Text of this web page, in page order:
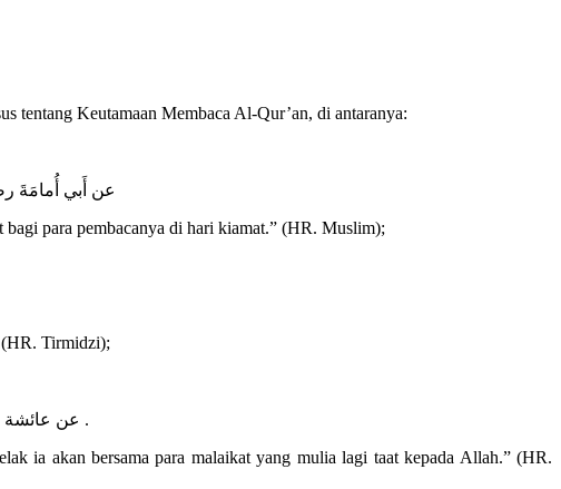
tentang Keutamaan Membaca Al-Qur’an, di antaranya:
عن أَبي أُمامَةَ
bagi para pembacanya di hari kiamat.” (HR. Muslim);
(HR. Tirmidzi);
عن عائشة رضي اللَّه عنها قالتْ : قال رسولُ اللَّهِ صَلّى اللهُ عَلَيْهِ وسَلَّم : « الَّذِي يَقرَأُ القُرْآنَ وَهُو ماهِرٌ بِهِ معَ السَّفَرةِ الكرَامِ البررَةِ » متفقٌ عليه .
ia akan bersama para malaikat yang mulia lagi taat kepada Allah.” (HR.